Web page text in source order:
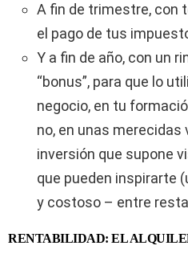
A fin de trimestre, con
el pago de tus
Y a fin de año, con un
“bonus”, para que lo
negocio, en tu
no, en unas merecidas
inversión que supone
que pueden inspirarte
y costoso – entre
RENTABILIDAD: EL